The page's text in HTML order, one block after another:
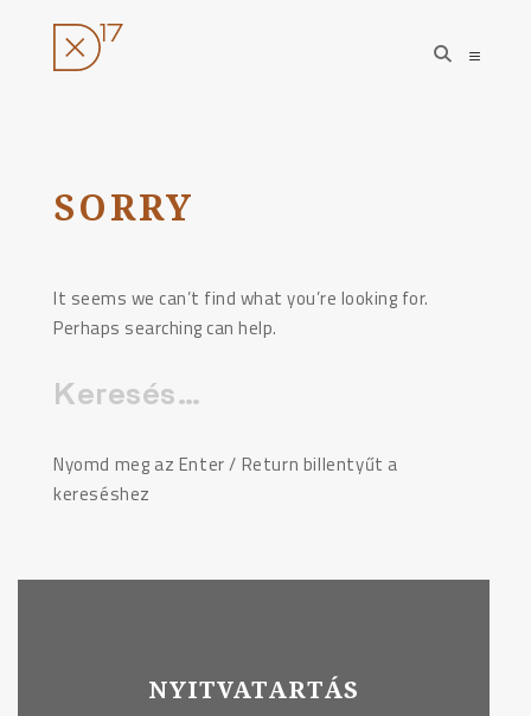
tartalomhoz
open
search
open
SORRY
It seems we can’t find what you’re looking for.
Perhaps searching can help.
Keresés:
Nyomd meg az Enter / Return billentyűt a
kereséshez
NYITVATARTÁS